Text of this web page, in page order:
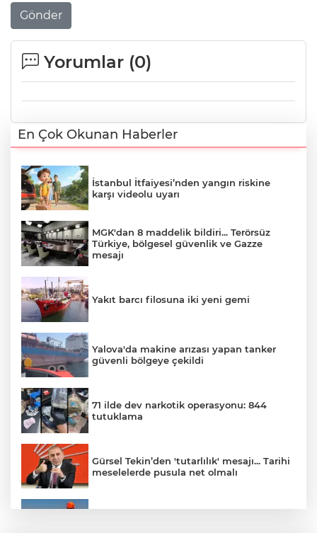
Gönder
Yorumlar (0)
En Çok Okunan Haberler
İstanbul İtfaiyesi’nden yangın riskine
karşı videolu uyarı
MGK'dan 8 maddelik bildiri... Terörsüz
Türkiye, bölgesel güvenlik ve Gazze
mesajı
Yakıt barcı filosuna iki yeni gemi
Yalova'da makine arızası yapan tanker
güvenli bölgeye çekildi
71 ilde dev narkotik operasyonu: 844
tutuklama
Gürsel Tekin’den 'tutarlılık' mesajı... Tarihi
meselelerde pusula net olmalı